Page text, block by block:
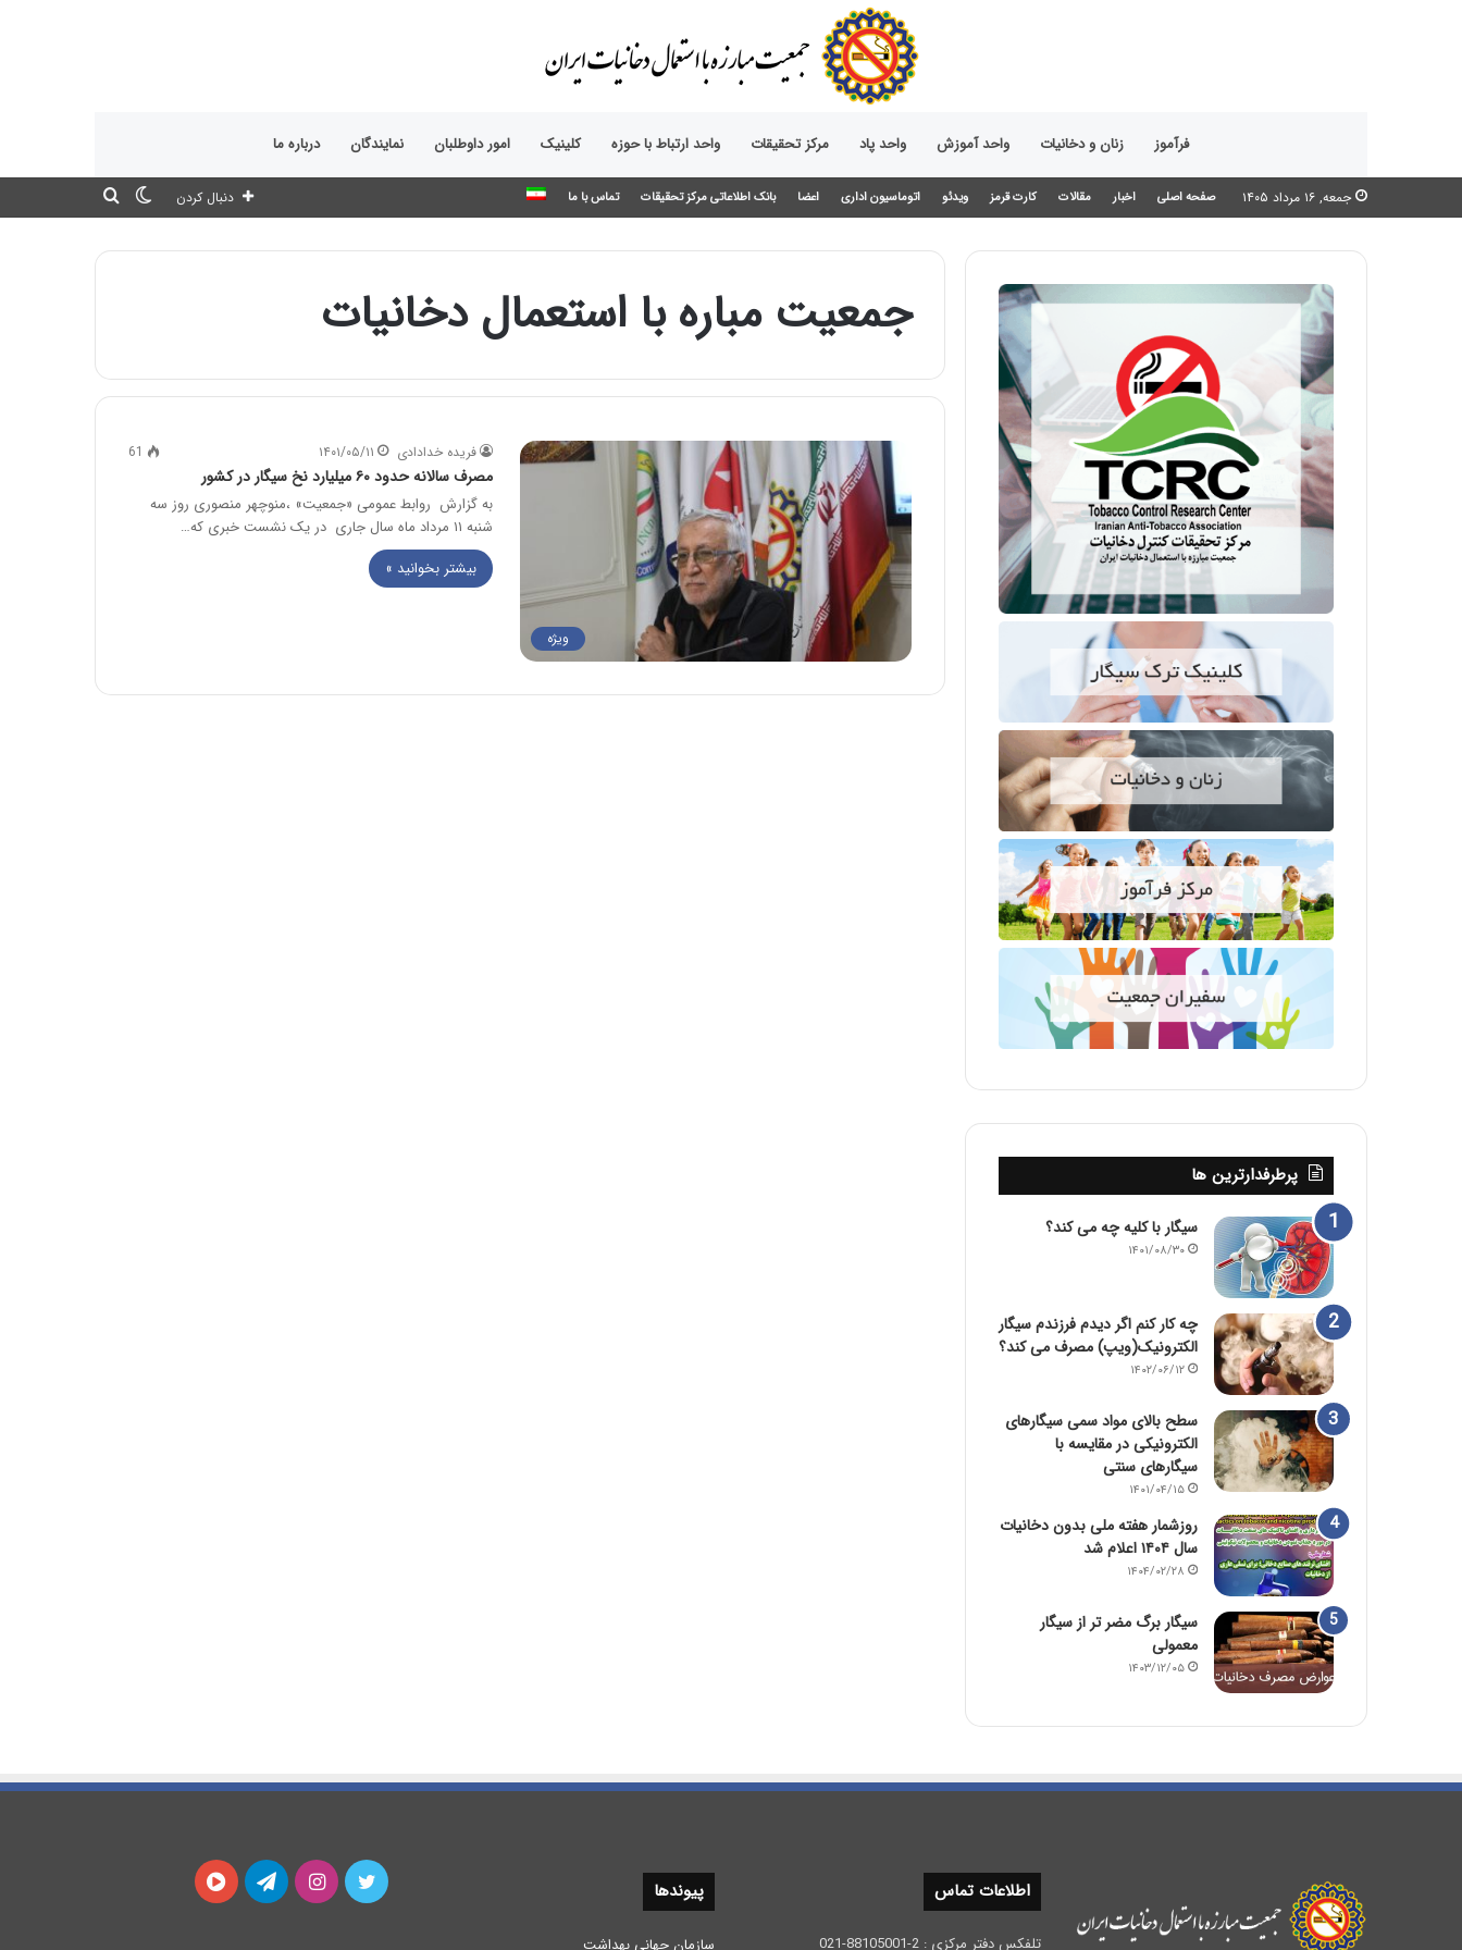
فرآموز زنان و دخانیات واحد آموزش واحد پاد مرکز تحقیقات واحد ارتباط با حوزه‌ کلینیک امور داوطلبان نمایندگان درباره ما
جمعه, ۱۶ مرداد ۱۴۰۵ صفحه اصلی اخبار مقالات کارت قرمز ویدئو اتوماسیون اداری اعضا بانک اطلاعاتی مرکز تحقیقات تماس با ما
تغییر
دنبال کردن
جمعیت مباره با استعمال دخانیات
ویژه
فریده خدادادی ۱۴۰۱/۰۵/۱۱ 61
مصرف سالانه حدود ۶۰ میلیارد نخ سیگار در کشور
به گزارش روابط عمومی «جمعیت» ،منوچهر منصوری روز سه
شنبه ۱۱ مرداد ماه سال جاری در یک نشست خبری که…
بیشتر بخوانید »
پرطرفدارترین ها
سیگار با کلیه چه می کند؟
۱۴۰۱/۰۸/۳۰
چه کار کنم اگر دیدم فرزندم سیگار
الکترونیک(ویپ) مصرف می کند؟
۱۴۰۲/۰۶/۱۲
سطح بالای مواد سمی سیگارهای
الکترونیکی در مقایسه با
سیگارهای سنتی
۱۴۰۱/۰۴/۱۵
روزشمار هفته ملی بدون دخانیات
سال ۱۴۰۴ اعلام شد
۱۴۰۴/۰۲/۲۸
سیگار برگ مضر تر از سیگار
معمولی
۱۴۰۳/۱۲/۰۵
اطلاعات تماس
تلفکس دفتر مرکزی : 2-88105001-021
پیوندها
سازمان جهانی بهداشت
توییتر اینستاگرامتلگرام آپارات